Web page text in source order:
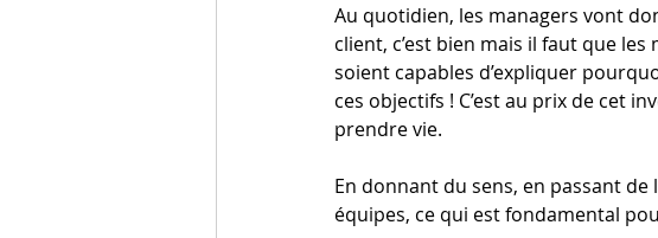
Au quotidien, les managers vont
client, c’est bien mais il faut que
soient capables d’expliquer
ces objectifs ! C’est au prix de cet
prendre vie.
En donnant du sens, en passant
équipes, ce qui est fondamental